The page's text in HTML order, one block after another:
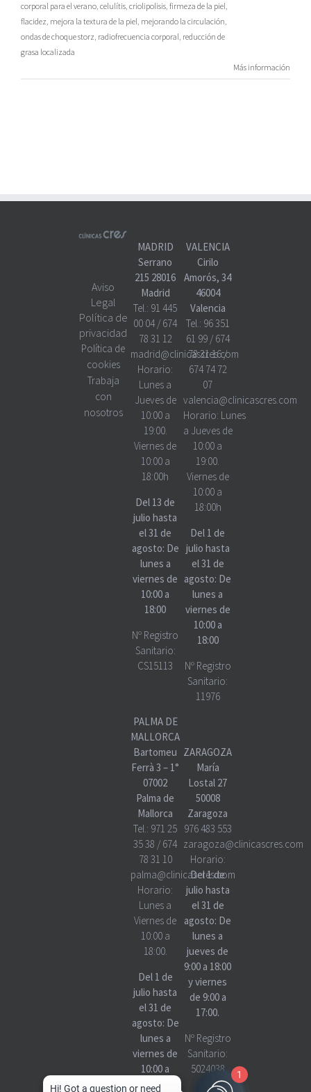
corporal para el verano, celulítis, criolipolisis, firmeza de la piel,
flacidez, mejora la textura de la piel, mejorando la circulación,
ondas de choque storz, radiofrecuencia corporal, reducción de
grasa localizada
Más información
Aviso
Legal
Política de
privacidad
Política de
cookies
Trabaja
con
nosotros
MADRID
Serrano
215 28016
Madrid
Tel.: 91 445
00 04/ 674
78 31 12
madrid@clinicascres.com
Horario:
Lunes a
Jueves de
10:00 a
19:00.
Viernes de
10:00 a
18:00h
Del 13 de
julio hasta
el 31 de
agosto: De
lunes a
viernes de
10:00 a
18:00
Nº Registro
Sanitario:
CS15113
PALMA DE
MALLORCA
Bartomeu
Ferrà 3 – 1°
07002
Palma de
Mallorca
Tel.: 971 25
35 38 / 674
78 31 10
palma@clinicascres.com
Horario:
Lunes a
Viernes de
10:00 a
18:00.
Del 1 de
julio hasta
el 31 de
agosto: De
lunes a
viernes de
10:00 a
18:00
VALENCIA
Cirilo
Amorós, 34
46004
Valencia
Tel.: 96 351
61 99/ 674
78 31 16/
674 74 72
07
valencia@clinicascres.com
Horario: Lunes
a Jueves de
10:00 a
19:00.
Viernes de
10:00 a
18:00h
Del 1 de
julio hasta
el 31 de
agosto: De
lunes a
viernes de
10:00 a
18:00
Nº Registro
Sanitario:
11976
ZARAGOZA
María
Lostal 27
50008
Zaragoza
976 483 553
zaragoza@clinicascres.com
Horario:
Del 1 de
julio hasta
el 31 de
agosto: De
lunes a
jueves de
9:00 a 18:00
y viernes
de 9:00 a
17:00.
Nº Registro
Sanitario:
5024038
1